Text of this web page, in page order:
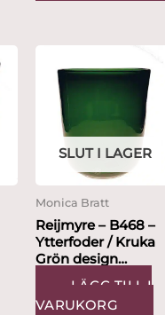
SLUT I LAGER
Monica Bratt
Reijmyre – B468 –
Ytterfoder / Kruka
Grön design
Monica...
LÄGG TILL I
VARUKORG